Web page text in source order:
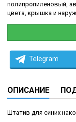
полипропиленовый,
цвета, крышка и
Telegram
ОПИСАНИЕ
Штатив для синих